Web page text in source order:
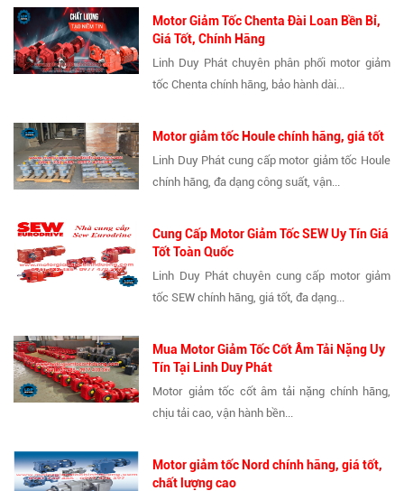
Motor Giảm Tốc Chenta Đài Loan Bền Bỉ,
Giá Tốt, Chính Hãng
Linh Duy Phát chuyên phân phối motor giảm
tốc Chenta chính hãng, bảo hành dài...
Motor giảm tốc Houle chính hãng, giá tốt
Linh Duy Phát cung cấp motor giảm tốc Houle
chính hãng, đa dạng công suất, vận...
Cung Cấp Motor Giảm Tốc SEW Uy Tín Giá
Tốt Toàn Quốc
Linh Duy Phát chuyên cung cấp motor giảm
tốc SEW chính hãng, giá tốt, đa dạng...
Mua Motor Giảm Tốc Cốt Âm Tải Nặng Uy
Tín Tại Linh Duy Phát
Motor giảm tốc cốt âm tải nặng chính hãng,
chịu tải cao, vận hành bền...
Motor giảm tốc Nord chính hãng, giá tốt,
chất lượng cao